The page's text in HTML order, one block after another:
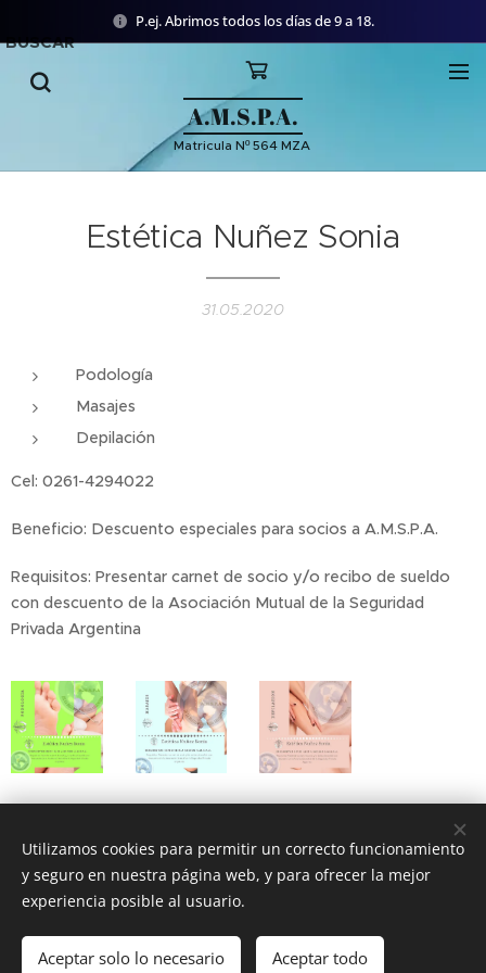
P.ej. Abrimos todos los días de 9 a 18.
A.M.S.P.A.
Matricula Nº 564 MZA
BUSCAR
Estética Nuñez Sonia
31.05.2020
Podología
Masajes
Depilación
Cel: 0261-4294022
Beneficio: Descuento especiales para socios a A.M.S.P.A.
Requisitos: Presentar carnet de socio y/o recibo de sueldo
con descuento de la Asociación Mutual de la Seguridad
Privada Argentina
Share
Utilizamos cookies para permitir un correcto funcionamiento
y seguro en nuestra página web, y para ofrecer la mejor
experiencia posible al usuario.
Aceptar solo lo necesario Aceptar todo